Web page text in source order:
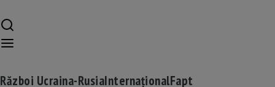
Război Ucraina-RusiaInternaționalFapt